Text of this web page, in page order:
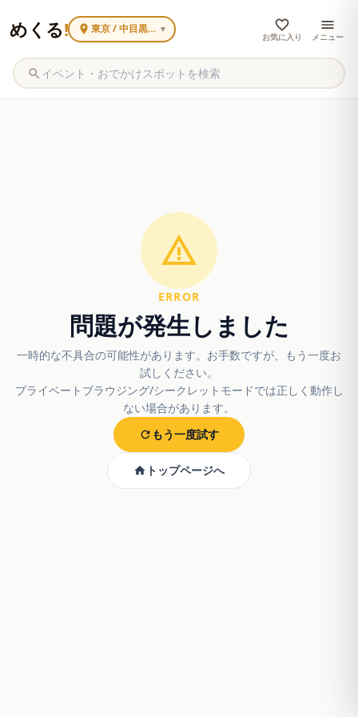
めくる! 東京 / 中目黒・代官山
▼
お気に入り メニュー
ERROR
問題が発生しました
一時的な不具合の可能性があります。お手数ですが、もう一度お
試しください。
プライベートブラウジング/シークレットモードでは正しく動作し
ない場合があります。
もう一度試す
トップページへ